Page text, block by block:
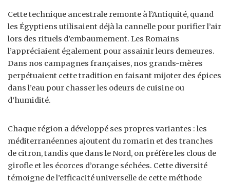
Cette technique ancestrale remonte à l’Antiquité, quand
les Égyptiens utilisaient déjà la cannelle pour purifier l’air
lors des rituels d’embaumement. Les Romains
l’appréciaient également pour assainir leurs demeures.
Dans nos campagnes françaises, nos grands-mères
perpétuaient cette tradition en faisant mijoter des épices
dans l’eau pour chasser les odeurs de cuisine ou
d’humidité.
Chaque région a développé ses propres variantes : les
méditerranéennes ajoutent du romarin et des tranches
de citron, tandis que dans le Nord, on préfère les clous de
girofle et les écorces d’orange séchées. Cette diversité
témoigne de l’efficacité universelle de cette méthode